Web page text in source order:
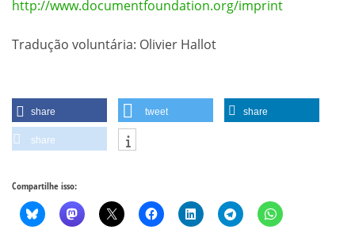
http://www.documentfoundation.org/imprint
Tradução voluntária: Olivier Hallot
share tweet share
share
Compartilhe isso: